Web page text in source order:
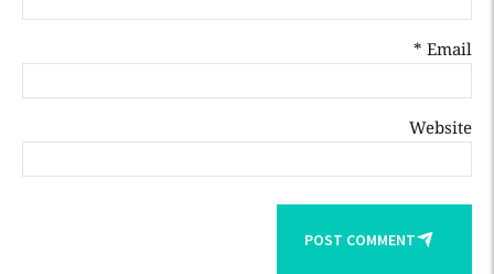
Email *
Website
POST COMMENT